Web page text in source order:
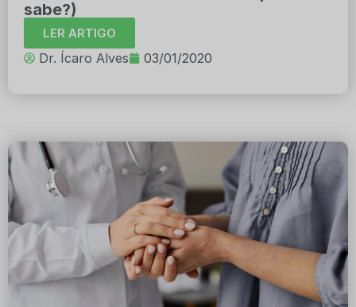
sabe?)
LER ARTIGO
Dr. Ícaro Alves 03/01/2020